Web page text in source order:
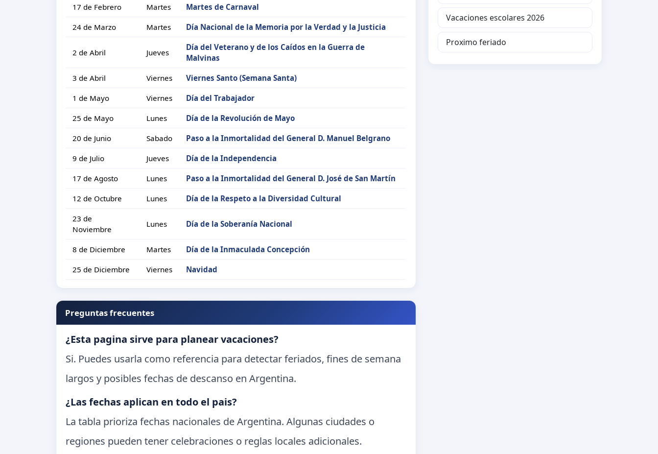
17 de Febrero Martes Martes de Carnaval
24 de Marzo Martes Día Nacional de la Memoria por la Verdad y la Justicia
2 de Abril Jueves
Día del Veterano y de los Caídos en la Guerra de
Malvinas
3 de Abril Viernes Viernes Santo (Semana Santa)
1 de Mayo Viernes Día del Trabajador
25 de Mayo Lunes Día de la Revolución de Mayo
20 de Junio Sabado Paso a la Inmortalidad del General D. Manuel Belgrano
9 de Julio Jueves Día de la Independencia
17 de Agosto Lunes Paso a la Inmortalidad del General D. José de San Martín
12 de Octubre Lunes Día de la Respeto a la Diversidad Cultural
23 de
Noviembre
Lunes Día de la Soberanía Nacional
8 de Diciembre Martes Día de la Inmaculada Concepción
25 de Diciembre Viernes Navidad
Preguntas frecuentes
¿Esta pagina sirve para planear vacaciones?
Si. Puedes usarla como referencia para detectar feriados, fines de semana
largos y posibles fechas de descanso en Argentina.
¿Las fechas aplican en todo el pais?
La tabla prioriza fechas nacionales de Argentina. Algunas ciudades o
regiones pueden tener celebraciones o reglas locales adicionales.
Vacaciones escolares 2026
Proximo feriado